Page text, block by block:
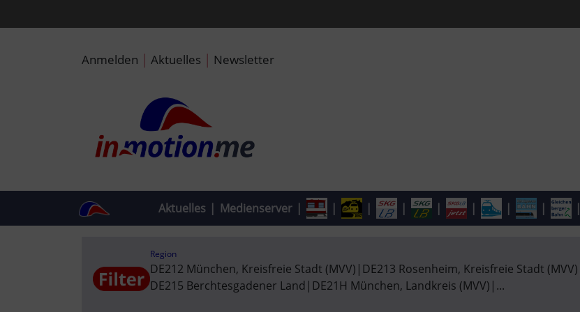
Anmelden | Aktuelles | Newsletter
Aktuelles | Medienserver | | | | | | | | |
Region
DE212 München, Kreisfreie Stadt (MVV) | DE213 Rosenheim, Kreisfreie Stadt (MVV)
DE215 Berchtesgadener Land | DE21H München, Landkreis (MVV) | ...